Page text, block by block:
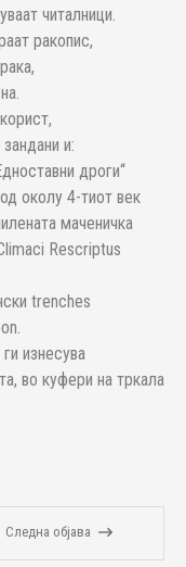
читалници.
ракопис,
и:
дроги“
околу 4-тиот век
маченичка
Rescriptus
trenches
изнесува
во куфери на тркала
Следна објава